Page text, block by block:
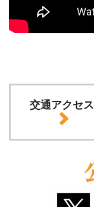
交通アクセス